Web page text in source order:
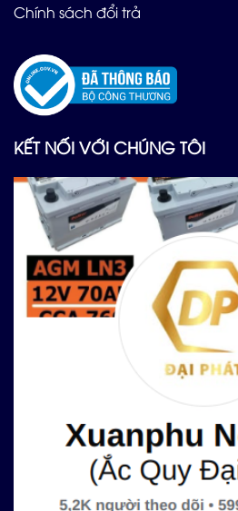
Chính sách đổi trả
KẾT NỐI VỚI CHÚNG TÔI